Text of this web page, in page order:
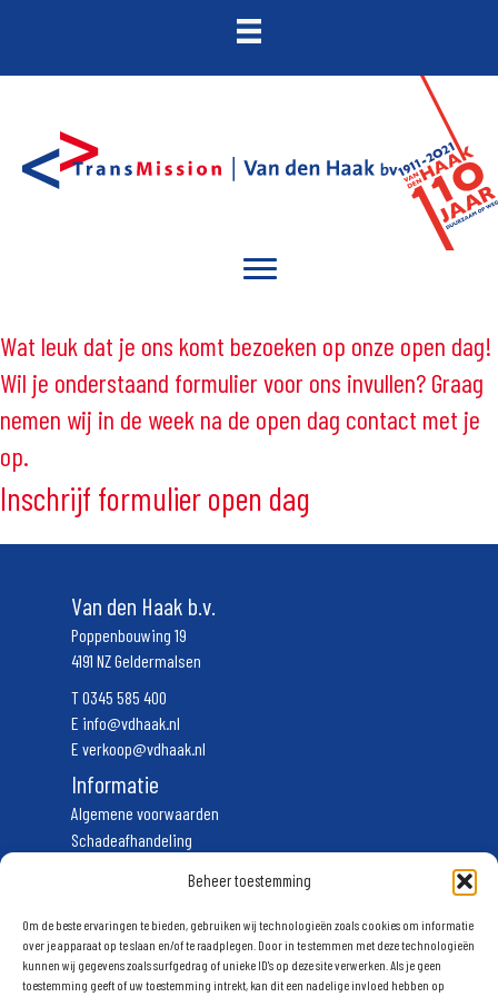
Beheer toestemming
Om de beste ervaringen te bieden, gebruiken wij technologieën zoals cookies om informatie
over je apparaat op te slaan en/of te raadplegen. Door in te stemmen met deze technologieën
kunnen wij gegevens zoals surfgedrag of unieke ID's op deze site verwerken. Als je geen
toestemming geeft of uw toestemming intrekt, kan dit een nadelige invloed hebben op
Wat leuk dat je ons komt bezoeken op onze open dag!
Wil je onderstaand formulier voor ons invullen? Graag
nemen wij in de week na de open dag contact met je
op.
Inschrijf formulier open dag
Van den Haak b.v.
Poppenbouwing 19
4191 NZ Geldermalsen
T0345 585 400
E info@vdhaak.nl
E verkoop@vdhaak.nl
Informatie
Algemene voorwaarden
Schadeafhandeling
Volg ons
Schrijf u in voor onze nieuwsbrief